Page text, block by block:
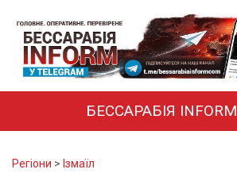
БЕССАРАБІЯ INFORM
Регіони > Ізмаїл